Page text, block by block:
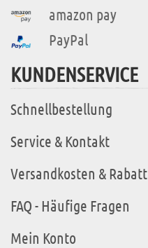
amazon pay
PayPal
KUNDENSERVICE
Schnellbestellung
Service & Kontakt
Versandkosten & Rabatt
FAQ - Häufige Fragen
Mein Konto